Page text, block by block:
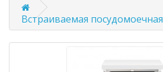
Встраиваемая